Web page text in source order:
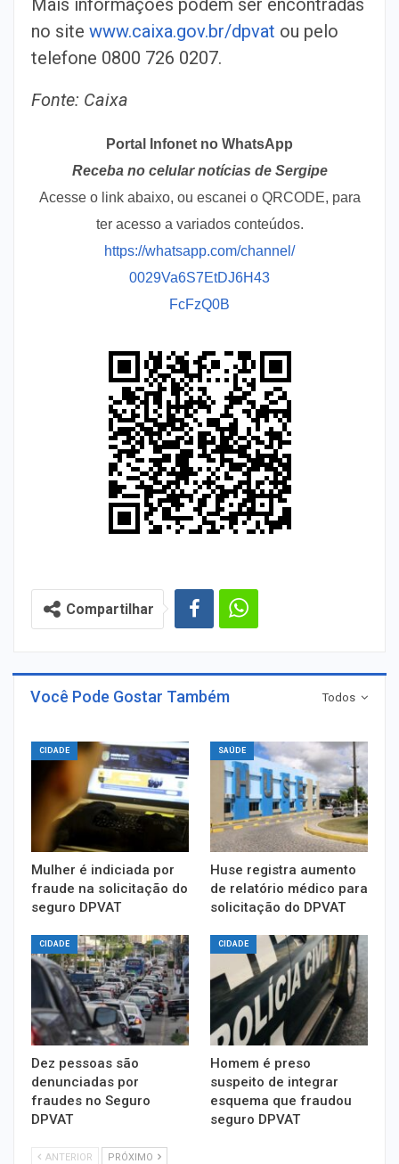
Mais informações podem ser encontradas
no site www.caixa.gov.br/dpvat ou pelo
telefone 0800 726 0207.
Fonte: Caixa
Portal Infonet no WhatsApp
Receba no celular notícias de Sergipe
Acesse o link abaixo, ou escanei o QRCODE, para
ter acesso a variados conteúdos.
https://whatsapp.com/channel/
0029Va6S7EtDJ6H43
FcFzQ0B
Compartilhar
Todos
Você Pode Gostar Também
CIDADE
Mulher é indiciada por
fraude na solicitação do
seguro DPVAT
SAÚDE
Huse registra aumento
de relatório médico para
solicitação do DPVAT
CIDADE
Dez pessoas são
denunciadas por
fraudes no Seguro
DPVAT
CIDADE
Homem é preso
suspeito de integrar
esquema que fraudou
seguro DPVAT
ANTERIOR PRÓXIMO